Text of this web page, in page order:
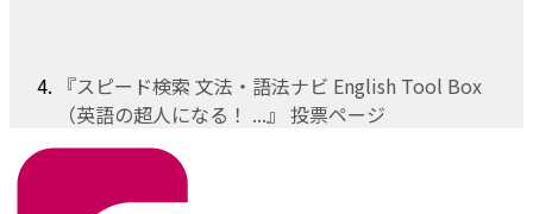
『スピード検索 文法・語法ナビ English Tool Box
（英語の超人になる！ ...』 投票ページ